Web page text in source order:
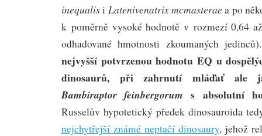
inequalisi Latenivenatrix mcmasterae a po
k poměrně vysoké hodnotě v rozmezí 0,64
odhadované hmotnosti zkoumaných
nejvyšší potvrzenou hodnotu EQ u
dinosaurů, při zahrnutí mláďať ale
Bambiraptor feinbergorum s absolutní
Russelův hypotetický předek dinosauroida
nejchytřejší známé neptačí dinosaury, jehož